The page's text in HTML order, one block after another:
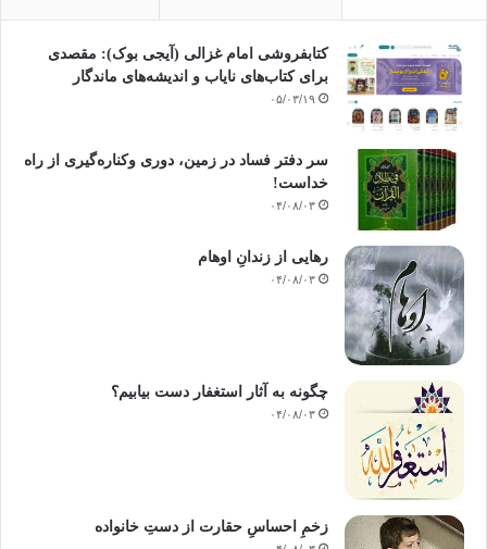
Gunahlarda khay oldom ,ajrladan yuruldum
Batar artek ruhum sannan olsun
برایت قربان شود ، جانم فدایت شود
روح و جانم با تو باشد
از گناهان جدا شدم
از تلخی ها خسته ام
روح و جانم با تو باشد
کتابفروشی امام غزالی (آیجی بوک): مقصدی
برای کتاب‌های نایاب و اندیشه‌های ماندگار
۰۵/۰۳/۱۹
سر دفتر فساد در زمین‌، دوری وکناره‌گیری از راه
خداست‌!
۰۴/۰۸/۰۳
رهایی از زندانِ اوهام
۰۴/۰۸/۰۳
چگونه به آثار استغفار دست بیابیم؟
۰۴/۰۸/۰۳
زخمِ احساسِ حقارت از دستِ خانواده